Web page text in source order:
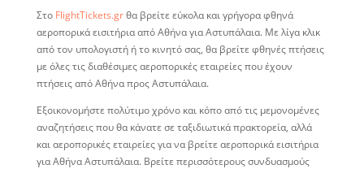
Στο FlightTickets.grθα βρείτε εύκολα και γρήγορα φθηνά
αεροπορικά εισιτήρια από Αθήνα για Αστυπάλαια. Με λίγα κλικ
από τον υπολογιστή ή το κινητό σας, θα βρείτε φθηνές πτήσεις
με όλες τις διαθέσιμες αεροπορικές εταιρείες που έχουν
πτήσεις από Αθήνα προς Αστυπάλαια.
Εξοικονομήστε πολύτιμο χρόνο και κόπο από τις μεμονομένες
αναζητήσεις που θα κάνατε σε ταξιδιωτικά πρακτορεία, αλλά
και αεροπορικές εταιρείες για να βρείτε αεροπορικά εισιτήρια
για Αθήνα Αστυπάλαια. Βρείτε περισσότερους συνδυασμούς